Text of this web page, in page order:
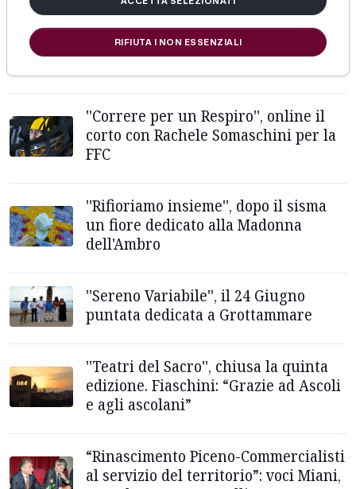
''Arti Marziali Unite per l'Unicef'' in
Francia con il maestro ascolano
Brandozzi
''Correre per un Respiro'', online il
corto con Rachele Somaschini per la
FFC
''Rifioriamo insieme'', dopo il sisma
un fiore dedicato alla Madonna
dell'Ambro
''Sereno Variabile'', il 24 Giugno
puntata dedicata a Grottammare
''Teatri del Sacro'', chiusa la quinta
edizione. Fiaschini: “Grazie ad Ascoli
e agli ascolani”
“Rinascimento Piceno-Commercialisti
al servizio del territorio”: voci Miani,
RIFIUTA I NON ESSENZIALI